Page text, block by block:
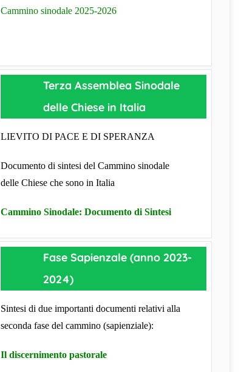
Cammino sinodale 2025-2026
Terza Assemblea Sinodale
delle Chiese in Italia
LIEVITO DI PACE E DI SPERANZA
Documento di sintesi del Cammino sinodale
delle Chiese che sono in Italia
Cammino Sinodale: Documento di Sintesi
Fase Sapienzale (anno 2023-
2024)
Sintesi di due importanti documenti relativi alla
seconda fase del cammino (sapienziale):
Il discernimento pastorale